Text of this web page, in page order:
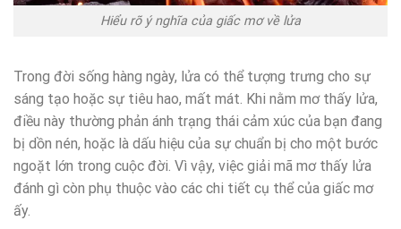
Hiểu rõ ý nghĩa của giấc mơ về lửa
Trong đời sống hàng ngày, lửa có thể tượng trưng cho sự
sáng tạo hoặc sự tiêu hao, mất mát. Khi nằm mơ thấy lửa,
điều này thường phản ánh trạng thái cảm xúc của bạn đang
bị dồn nén, hoặc là dấu hiệu của sự chuẩn bị cho một bước
ngoặt lớn trong cuộc đời. Vì vậy, việc giải mã mơ thấy lửa
đánh gì còn phụ thuộc vào các chi tiết cụ thể của giấc mơ
ấy.